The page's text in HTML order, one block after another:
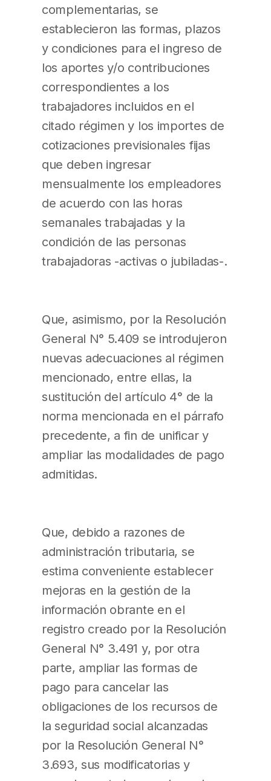
complementarias, se
establecieron las formas, plazos
y condiciones para el ingreso de
los aportes y/o contribuciones
correspondientes a los
trabajadores incluidos en el
citado régimen y los importes de
cotizaciones previsionales fijas
que deben ingresar
mensualmente los empleadores
de acuerdo con las horas
semanales trabajadas y la
condición de las personas
trabajadoras -activas o jubiladas-.
Que, asimismo, por la Resolución
General N° 5.409 se introdujeron
nuevas adecuaciones al régimen
mencionado, entre ellas, la
sustitución del artículo 4° de la
norma mencionada en el párrafo
precedente, a fin de unificar y
ampliar las modalidades de pago
admitidas.
Que, debido a razones de
administración tributaria, se
estima conveniente establecer
mejoras en la gestión de la
información obrante en el
registro creado por la Resolución
General N° 3.491 y, por otra
parte, ampliar las formas de
pago para cancelar las
obligaciones de los recursos de
la seguridad social alcanzadas
por la Resolución General N°
3.693, sus modificatorias y